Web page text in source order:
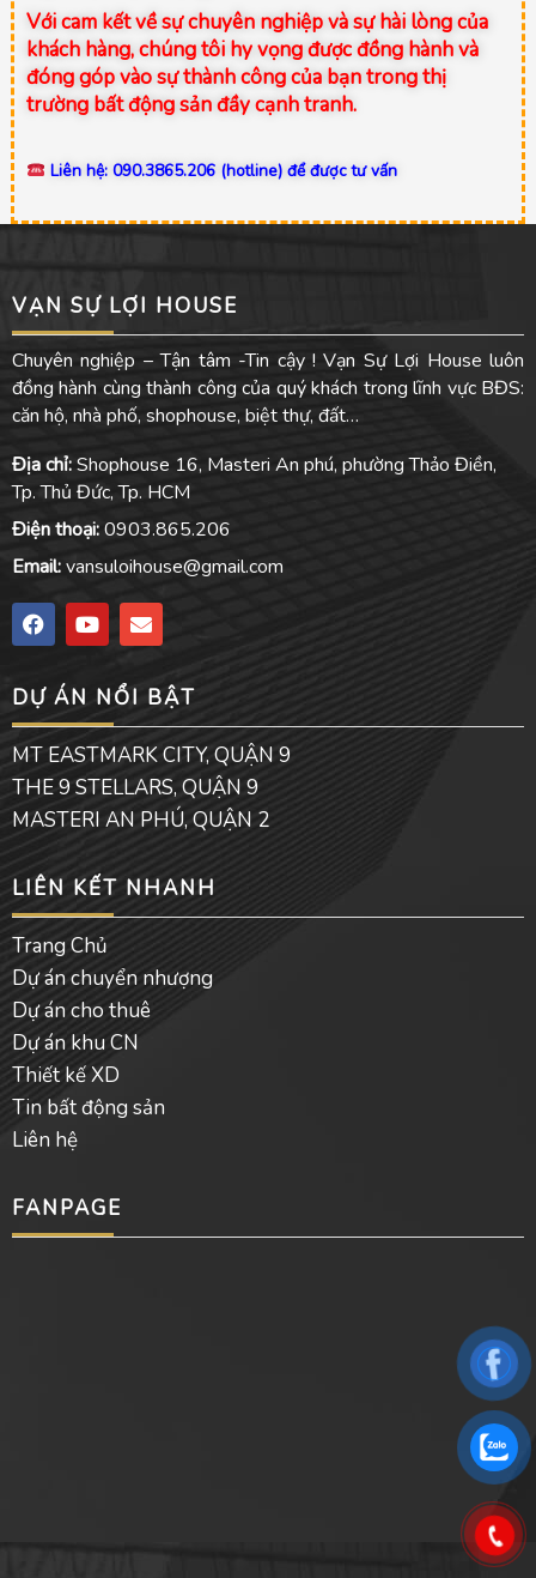
Với cam kết về sự chuyên nghiệp và sự hài lòng của
khách hàng, chúng tôi hy vọng được đồng hành và
đóng góp vào sự thành công của bạn trong thị
trường bất động sản đầy cạnh tranh.
Liên hệ: 090.3865.206 (hotline) để được tư vấn
VẠN SỰ LỢI HOUSE
Chuyên nghiệp – Tận tâm -Tin cậy ! Vạn Sự Lợi House luôn
đồng hành cùng thành công của quý khách trong lĩnh vực BĐS:
căn hộ, nhà phố, shophouse, biệt thự, đất…
Địa chỉ:Shophouse 16, Masteri An phú, phường Thảo Điền,
Tp. Thủ Đức, Tp. HCM
Điện thoại:0903.865.206
Email:vansuloihouse@gmail.com
F
a
c
b
o
o
k
Y
o
u
u
b
e
E
n
v
o
p
e
DỰ ÁN NỔI BẬT
MT EASTMARK CITY, QUẬN 9
THE 9 STELLARS, QUẬN 9
MASTERI AN PHÚ, QUẬN 2
LIÊN KẾT NHANH
Trang Chủ
Dự án chuyển nhượng
Dự án cho thuê
Dự án khu CN
Thiết kế XD
Tin bất động sản
Liên hệ
FANPAGE